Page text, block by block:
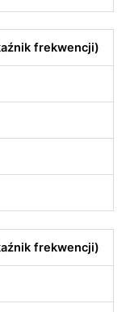
frekwencji)
frekwencji)